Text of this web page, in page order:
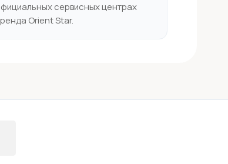
сервисных центрах
Orient Star.